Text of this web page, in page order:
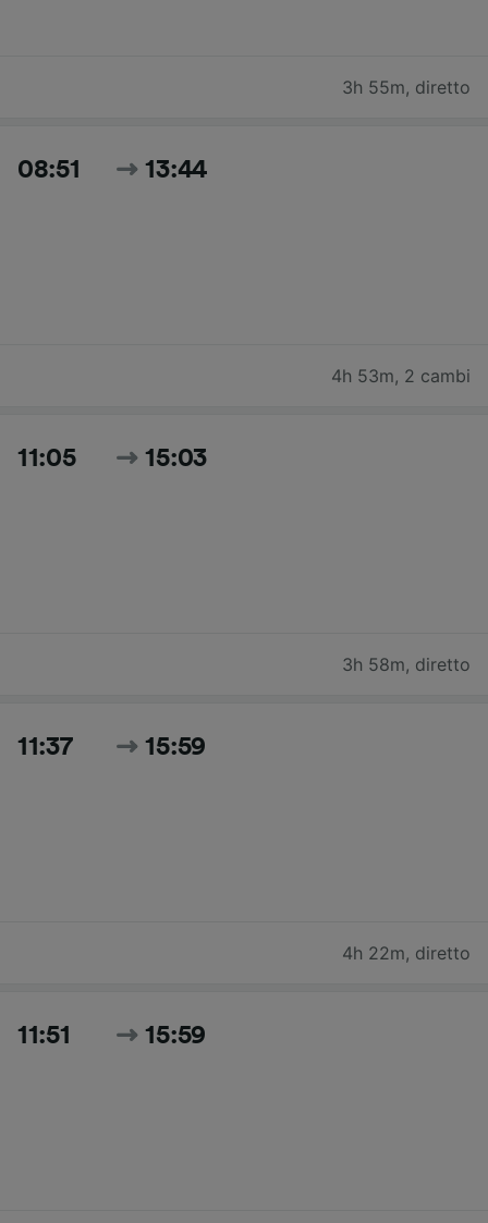
3h 55m, diretto
08:51 13:44
4h 53m, 2 cambi
11:05 15:03
3h 58m, diretto
11:37 15:59
4h 22m, diretto
11:51 15:59